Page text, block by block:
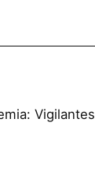
Vigilantes